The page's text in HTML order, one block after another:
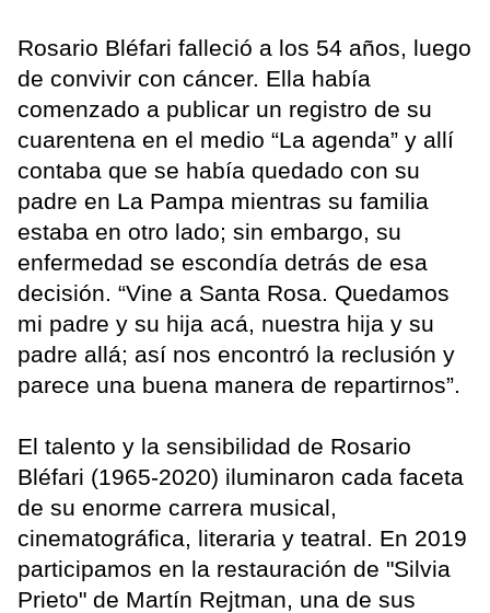
Rosario Bléfari falleció a los 54 años, luego
de convivir con cáncer. Ella había
comenzado a publicar un registro de su
cuarentena en el medio “La agenda” y allí
contaba que se había quedado con su
padre en La Pampa mientras su familia
estaba en otro lado; sin embargo, su
enfermedad se escondía detrás de esa
decisión. “Vine a Santa Rosa. Quedamos
mi padre y su hija acá, nuestra hija y su
padre allá; así nos encontró la reclusión y
parece una buena manera de repartirnos”.
El talento y la sensibilidad de Rosario
Bléfari (1965-2020) iluminaron cada faceta
de su enorme carrera musical,
cinematográfica, literaria y teatral. En 2019
participamos en la restauración de "Silvia
Prieto" de Martín Rejtman, una de sus